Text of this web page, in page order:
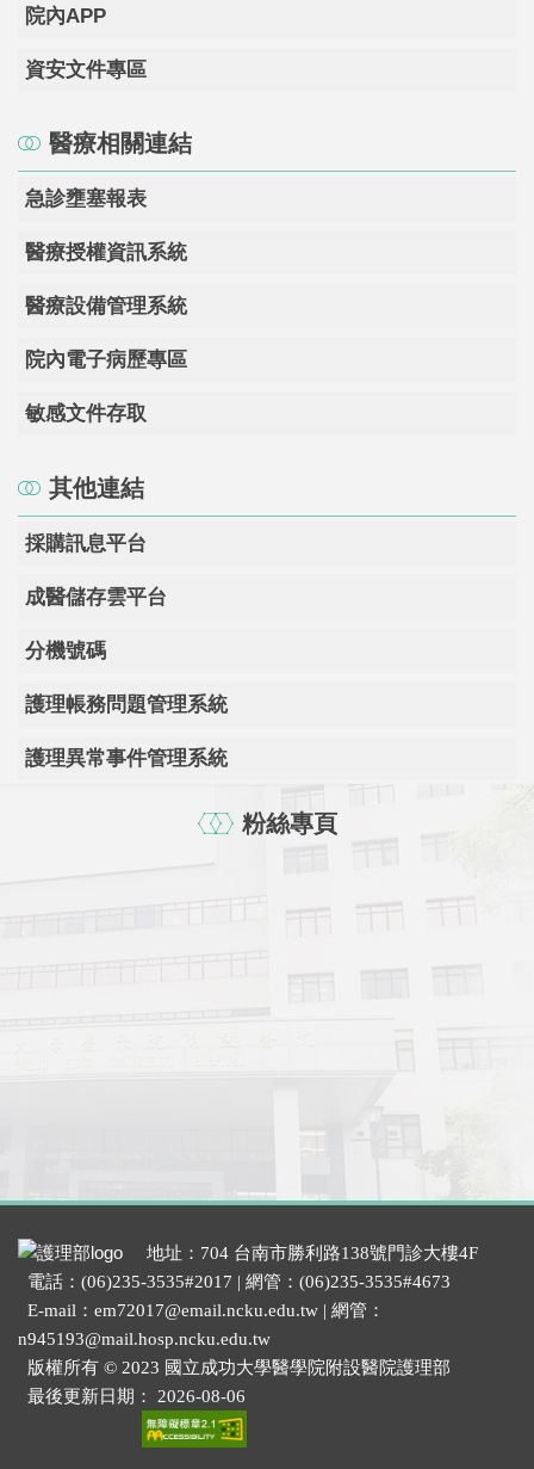
院內APP
資安文件專區
醫療相關連結
急診壅塞報表
醫療授權資訊系統
醫療設備管理系統
院內電子病歷專區
敏感文件存取
其他連結
採購訊息平台
成醫儲存雲平台
分機號碼
護理帳務問題管理系統
護理異常事件管理系統
粉絲專頁
地址：704 台南市勝利路138號門診大樓4F
電話：(06)235-3535#2017 | 網管：(06)235-3535#4673
E-mail：em72017@email.ncku.edu.tw | 網管：
n945193@mail.hosp.ncku.edu.tw
版權所有 © 2023 國立成功大學醫學院附設醫院護理部
最後更新日期： 2026-08-06